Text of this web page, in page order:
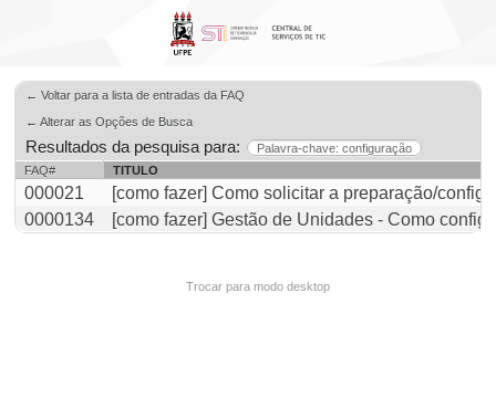
← Voltar para a lista de entradas da FAQ
← Alterar as Opções de Busca
Resultados da pesquisa para:
Palavra-chave: configuração
FAQ#
TITULO
000021
[como fazer] Como solicitar a preparação/
0000134
[como fazer] Gestão de Unidades - Como
Trocar para modo desktop